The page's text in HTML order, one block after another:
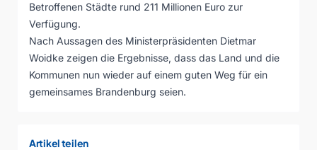
Betroffenen Städte rund 211 Millionen Euro zur
Verfügung.
Nach Aussagen des Ministerpräsidenten Dietmar
Woidke zeigen die Ergebnisse, dass das Land und die
Kommunen nun wieder auf einem guten Weg für ein
gemeinsames Brandenburg seien.
Artikel teilen